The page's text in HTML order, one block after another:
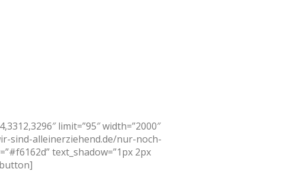
limit=”95″ width=”2000″
sind-alleinerziehend.de/nur-noch-
text_shadow=”1px 2px